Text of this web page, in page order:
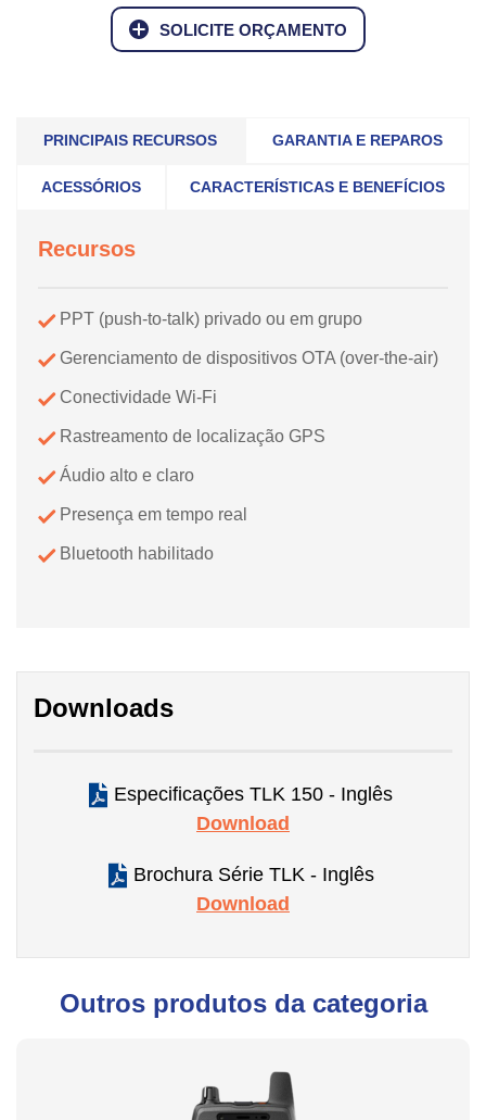
SOLICITE ORÇAMENTO
PRINCIPAIS RECURSOS GARANTIA E REPAROS
ACESSÓRIOS CARACTERÍSTICAS E BENEFÍCIOS
Recursos
PPT (push-to-talk) privado ou em grupo
Gerenciamento de dispositivos OTA (over-the-air)
Conectividade Wi-Fi
Rastreamento de localização GPS
Áudio alto e claro
Presença em tempo real
Bluetooth habilitado
Downloads
Especificações TLK 150 - Inglês
Download
Brochura Série TLK - Inglês
Download
Outros produtos da categoria